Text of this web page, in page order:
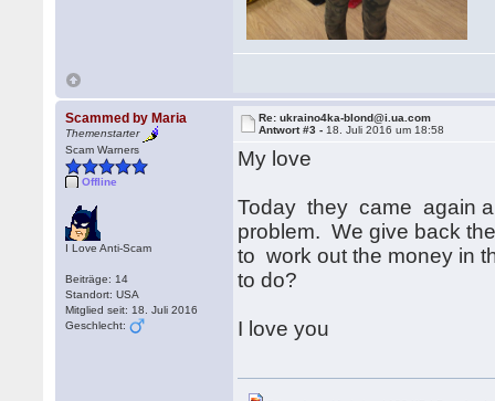
Scammed by Maria
Themenstarter
Scam Warners
Offline
I Love Anti-Scam
Beiträge: 14
Standort: USA
Mitglied seit: 18. Juli 2016
Geschlecht:
Re: ukraino4ka-blond@i.ua.com
Antwort #3 - 18. Juli 2016 um 18:58
My love
Today they came again
problem. We give back
to work out the money in
to do?
I love you